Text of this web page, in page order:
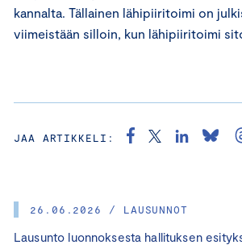
26.06.2026 / LAUSUNNOT
Lausunto luonnoksesta hallituksen
kannalta. Tällainen lähipiiritoimi on
viimeistään silloin, kun lähipiiritoimi
JAA ARTIKKELI: